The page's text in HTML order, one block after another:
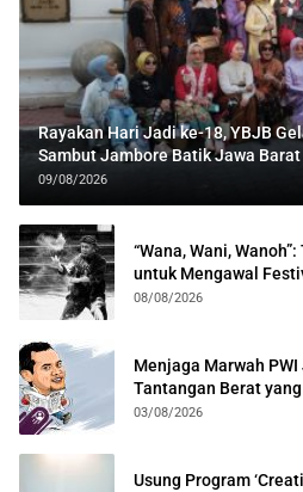
Rayakan Hari Jadi ke-18, YBJB
Sambut Jambore Batik Jawa
09/08/2026
“Wana, Wani,
untuk Mengawal
08/08/2026
Menjaga Marwah
Tantangan Berat
Lintas Generasi
03/08/2026
Usung Program